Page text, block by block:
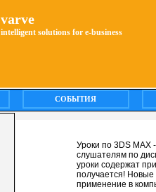
varve
intelligent solutions for e-business
СОБЫТИЯ
Уроки по 3DS MAX
слушателям по
уроки содержат
получается! Новые
применение в